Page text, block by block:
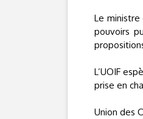
Le ministre
pouvoirs
L’UOIF
prise en
Union des